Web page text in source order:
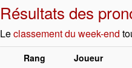
Résultats des
Leclassement du week-end
Rang Joueur